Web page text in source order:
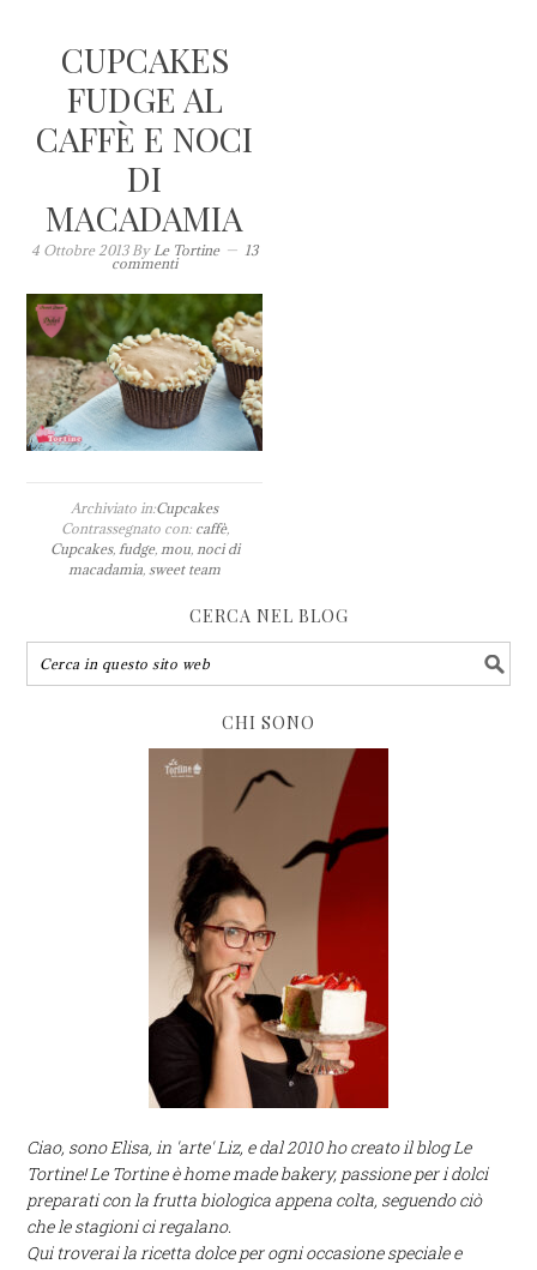
CUPCAKES
FUDGE AL
CAFFÈ E NOCI
DI
MACADAMIA
4 Ottobre 2013ByLe Tortine 13
commenti
Archiviato in:Cupcakes
Contrassegnato con: caffè,
Cupcakes, fudge, mou, noci di
macadamia,sweet team
CERCA NEL BLOG
CHI SONO
Ciao, sono Elisa, in 'arte' Liz, e dal 2010 ho creato il blog Le
Tortine! Le Tortine è home made bakery, passione per i dolci
preparati con la frutta biologica appena colta, seguendo ciò
che le stagioni ci regalano.
Qui troverai la ricetta dolce per ogni occasione speciale e